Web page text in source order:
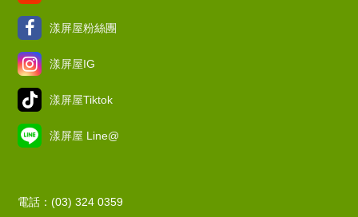
漾屏屋粉絲團
漾屏屋IG
漾屏屋Tiktok
漾屏屋 Line@
電話：(03) 324 0359